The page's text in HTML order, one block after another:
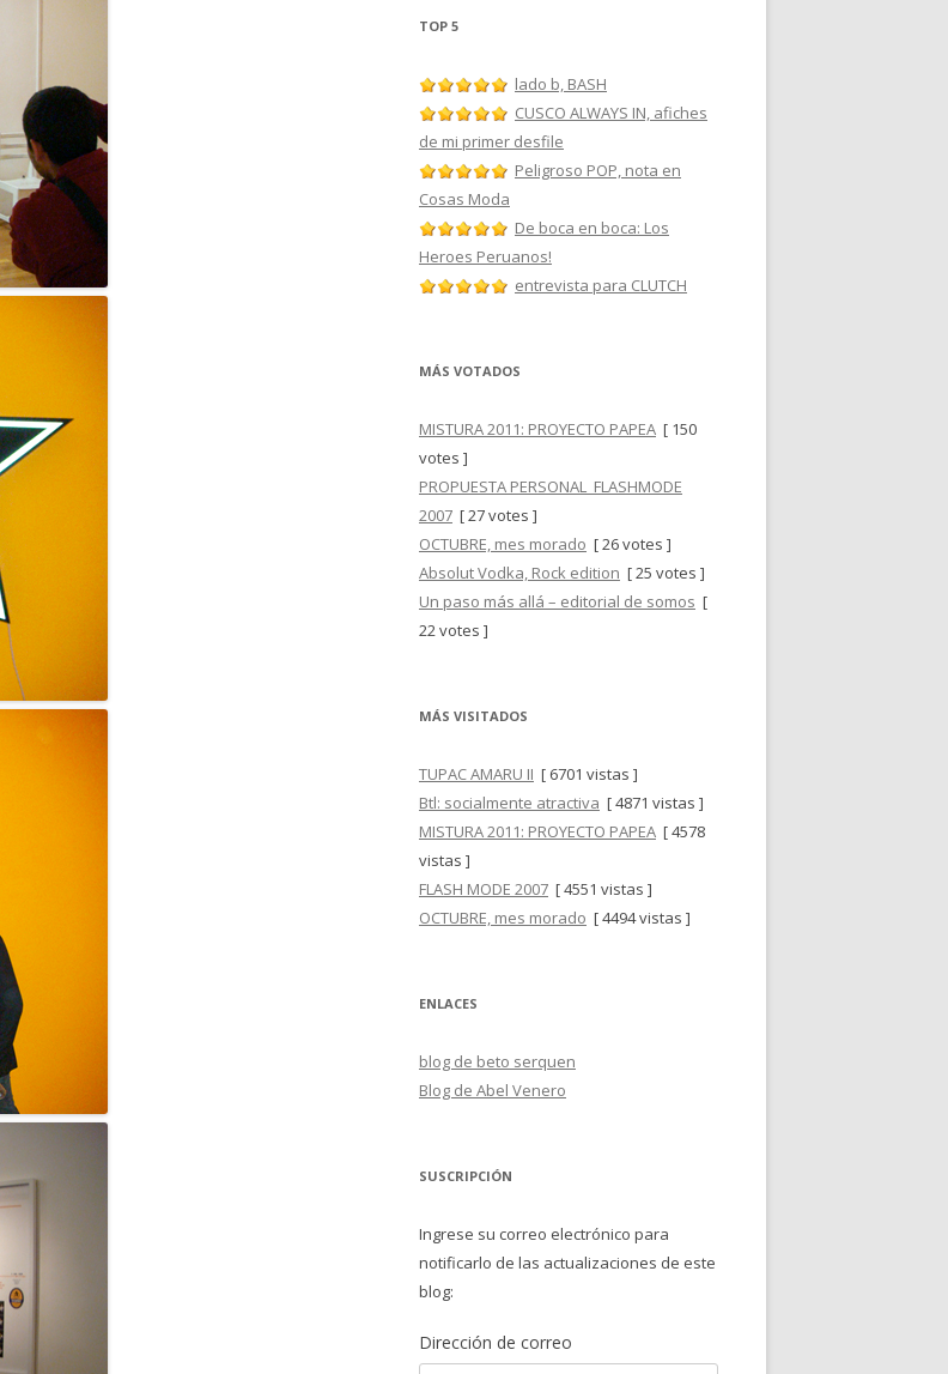
TOP 5
lado b, BASH
CUSCO ALWAYS IN, afiches
de mi primer desfile
Peligroso POP, nota en
Cosas Moda
De boca en boca: Los
Heroes Peruanos!
entrevista para CLUTCH
MÁS VOTADOS
MISTURA 2011: PROYECTO PAPEA [ 150
votes ]
PROPUESTA PERSONAL_FLASHMODE
2007 [ 27 votes ]
OCTUBRE, mes morado [ 26 votes ]
Absolut Vodka, Rock edition [ 25 votes ]
Un paso más allá – editorial de somos [
22 votes ]
MÁS VISITADOS
TUPAC AMARU II [ 6701 vistas ]
Btl: socialmente atractiva [ 4871 vistas ]
MISTURA 2011: PROYECTO PAPEA [ 4578
vistas ]
FLASH MODE 2007 [ 4551 vistas ]
OCTUBRE, mes morado [ 4494 vistas ]
ENLACES
blog de beto serquen
Blog de Abel Venero
SUSCRIPCIÓN
Ingrese su correo electrónico para
notificarlo de las actualizaciones de este
blog:
Dirección de correo